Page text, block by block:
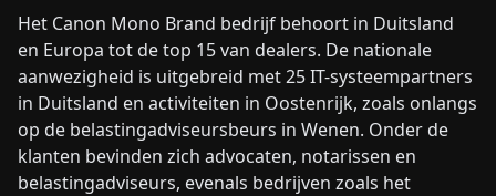
Het Canon Mono Brand bedrijf behoort in Duitsland
en Europa tot de top 15 van dealers. De nationale
aanwezigheid is uitgebreid met 25 IT-systeempartners
in Duitsland en activiteiten in Oostenrijk, zoals onlangs
op de belastingadviseursbeurs in Wenen. Onder de
klanten bevinden zich advocaten, notarissen en
belastingadviseurs, evenals bedrijven zoals het